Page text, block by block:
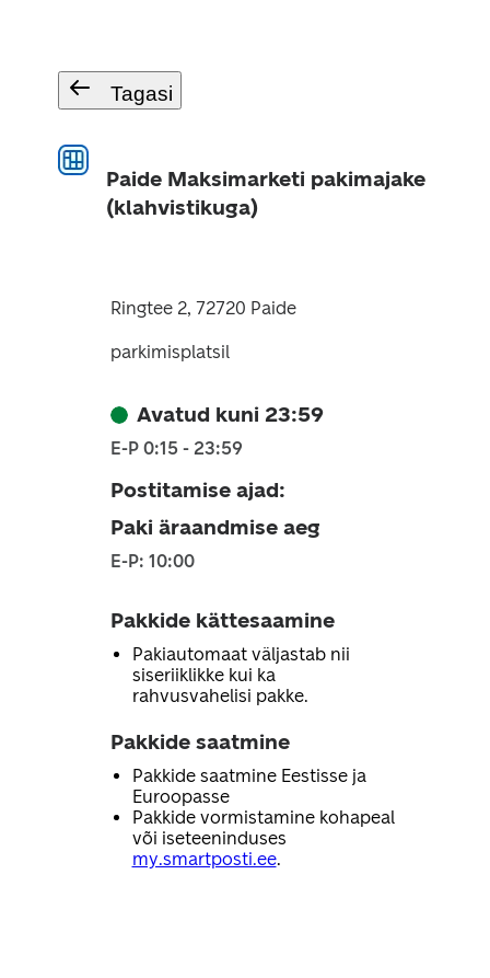
Tagasi
Paide Maksimarketi pakimajake
(klahvistikuga)
Ringtee 2, 72720 Paide
parkimisplatsil
Avatud kuni 23:59
E-P 0:15 - 23:59
Postitamise ajad:
Paki äraandmise aeg
E-P: 10:00
Pakkide kättesaamine
Pakiautomaat väljastab nii
siseriiklikke kui ka
rahvusvahelisi pakke.
Pakkide saatmine
Pakkide saatmine Eestisse ja
Euroopasse
Pakkide vormistamine kohapeal
või iseteeninduses
my.smartposti.ee.